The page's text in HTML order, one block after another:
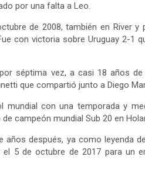
por una falta a Leo.
de 2008, también en River y
con victoria sobre Uruguay 2-1
séptima vez, a casi 18 años
que compartió junto a Diego
con una temporada y
campeón mundial Sub 20 en
años después, ya como leyenda
5 de octubre de 2017 para un